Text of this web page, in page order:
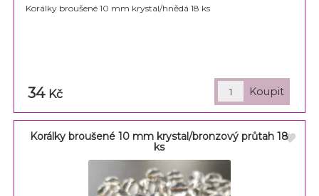
Korálky broušené 10 mm krystal/hnědá 18 ks
34 Kč
Korálky broušené 10 mm krystal/bronzový průtah 18
ks